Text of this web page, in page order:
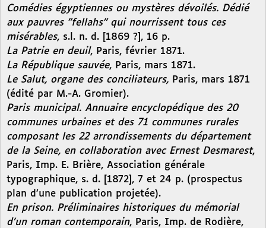
Comédies égyptiennes ou mystères dévoilés. Dédié
aux pauvres "fellahs" qui nourrissent tous ces
misérables, s.l. n. d. [1869 ?], 16 p.
La Patrie en deuil, Paris, février 1871.
La République sauvée, Paris, mars 1871.
Le Salut, organe des conciliateurs, Paris, mars 1871
(édité par M.-A. Gromier).
Paris municipal. Annuaire encyclopédique des 20
communes urbaines et des 71 communes rurales
composant les 22 arrondissements du département
de la Seine, en collaboration avec Ernest Desmarest,
Paris, Imp. E. Brière, Association générale
typographique, s. d. [1872], 7 et 24 p. (prospectus
plan d’une publication projetée).
En prison. Préliminaires historiques du mémorial
d’un roman contemporain, Paris, Imp. de Rodière,